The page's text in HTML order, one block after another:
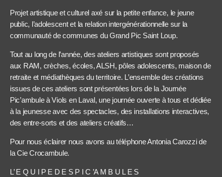
Projet artistique et culturel axé sur la petite enfance, le jeune
public, l’adolescent et la relation intergénérationnelle sur la
communauté de communes du Grand Pic Saint Loup.
Tout au long de l’année, des ateliers artistiques sont proposés
aux RAM, crèches, écoles, ALSH, pôles adolescents, maison de
retraite et médiathèques du territoire. L’ensemble des créations
issues de ces ateliers sont présentées lors de la Journée
Pic’ambule à Viols en Laval, une journée ouverte à tous et dédiée
à la jeunesse avec des spectacles, des installations interactives,
des entre-sorts et des ateliers créatifs…
Pour nous éclairer nous avons au téléphone Antonia Carozzi de
la Cie Crocambule.
L’ E Q U I P E D E S P I C ’A M B U L E S